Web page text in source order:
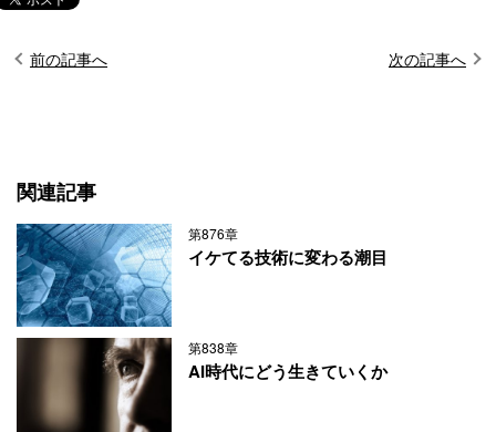
前の記事へ 次の記事へ
関連記事
第876章
イケてる技術に変わる潮目
第838章
AI時代にどう生きていくか